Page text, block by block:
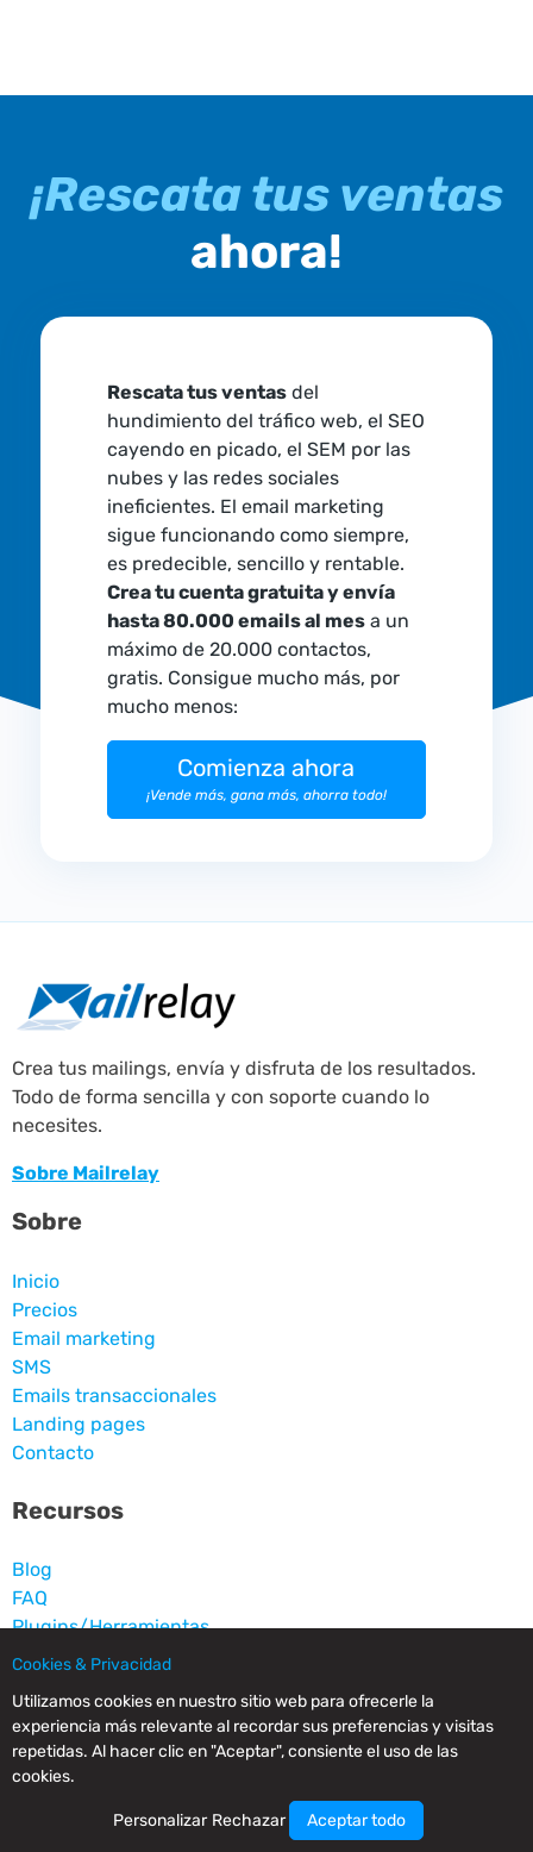
¡Rescata tus ventas
ahora!
Rescata tus ventasdel
hundimiento del tráfico web, el SEO
cayendo en picado, el SEM por las
nubes y las redes sociales
ineficientes. El email marketing
sigue funcionando como siempre,
es predecible, sencillo y rentable.
Crea tu cuenta gratuita y envía
hasta 80.000 emails al mesa un
máximo de 20.000 contactos,
gratis. Consigue mucho más, por
mucho menos:
Comienza ahora
¡Vende más, gana más, ahorra todo!
Crea tus mailings, envía y disfruta de los resultados.
Todo de forma sencilla y con soporte cuando lo
necesites.
Sobre Mailrelay
Sobre
Inicio
Precios
Email marketing
SMS
Emails transaccionales
Landing pages
Contacto
Recursos
Blog
FAQ
Plugins/Herramientas
Documentación API
Casos de éxito
Legal
Cookies & Privacidad
Utilizamos cookies en nuestro sitio web para ofrecerle la
experiencia más relevante al recordar sus preferencias y visitas
repetidas. Al hacer clic en "Aceptar", consiente el uso de las
cookies.
Personalizar Rechazar Aceptar todo